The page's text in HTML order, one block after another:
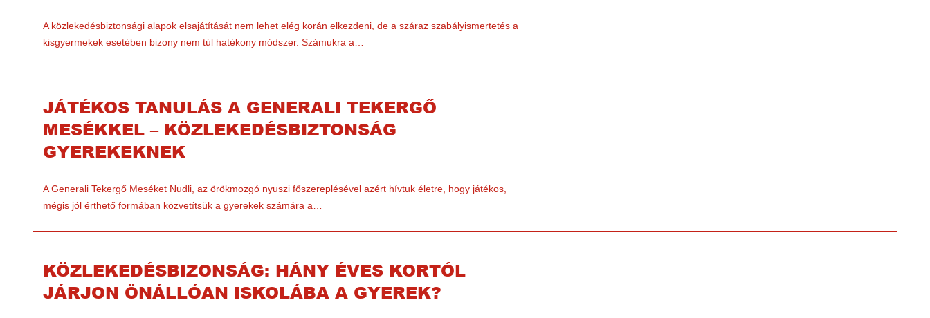
A közlekedésbiztonsági alapok elsajátítását nem lehet elég korán elkezdeni, de a száraz szabályismertetés a
kisgyermekek esetében bizony nem túl hatékony módszer. Számukra a…
JÁTÉKOS TANULÁS A GENERALI TEKERGŐ
MESÉKKEL – KÖZLEKEDÉSBIZTONSÁG
GYEREKEKNEK
A Generali Tekergő Meséket Nudli, az örökmozgó nyuszi főszereplésével azért hívtuk életre, hogy játékos,
mégis jól érthető formában közvetítsük a gyerekek számára a…
KÖZLEKEDÉSBIZONSÁG: HÁNY ÉVES KORTÓL
JÁRJON ÖNÁLLÓAN ISKOLÁBA A GYEREK?